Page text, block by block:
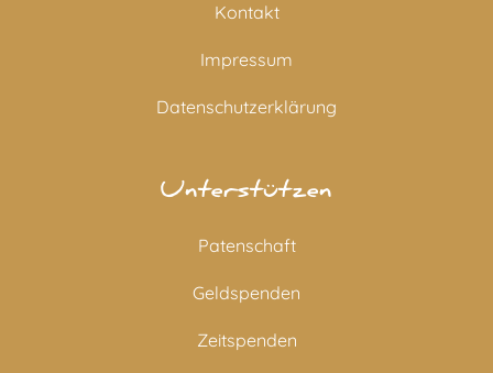
Kontakt
Impressum
Datenschutzerklärung
Unterstützen
Patenschaft
Geldspenden
Zeitspenden